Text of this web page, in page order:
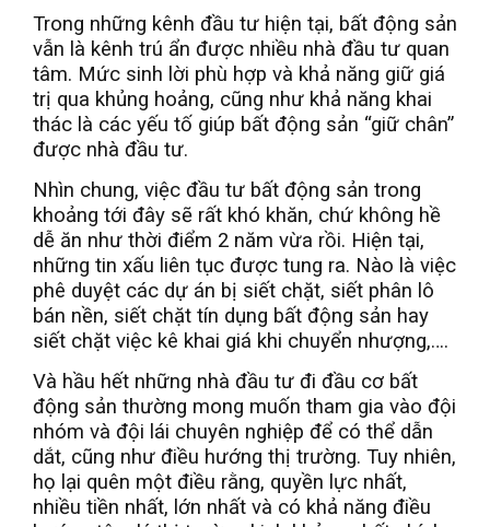
Trong những kênh đầu tư hiện tại, bất động sản
vẫn là kênh trú ẩn được nhiều nhà đầu tư quan
tâm. Mức sinh lời phù hợp và khả năng giữ giá
trị qua khủng hoảng, cũng như khả năng khai
thác là các yếu tố giúp bất động sản “giữ chân”
được nhà đầu tư.
Nhìn chung, việc đầu tư bất động sản trong
khoảng tới đây sẽ rất khó khăn, chứ không hề
dễ ăn như thời điểm 2 năm vừa rồi. Hiện tại,
những tin xấu liên tục được tung ra. Nào là việc
phê duyệt các dự án bị siết chặt, siết phân lô
bán nền, siết chặt tín dụng bất động sản hay
siết chặt việc kê khai giá khi chuyển nhượng,….
Và hầu hết những nhà đầu tư đi đầu cơ bất
động sản thường mong muốn tham gia vào đội
nhóm và đội lái chuyên nghiệp để có thể dẫn
dắt, cũng như điều hướng thị trường. Tuy nhiên,
họ lại quên một điều rằng, quyền lực nhất,
nhiều tiền nhất, lớn nhất và có khả năng điều